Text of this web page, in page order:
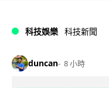
科技娛樂 科技新聞
duncan 8 小時